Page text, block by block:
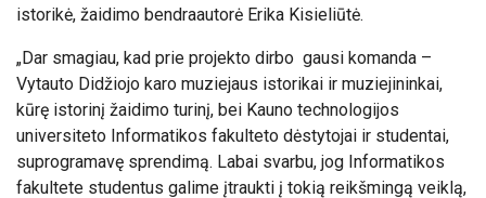
istorikė, žaidimo bendraautorė Erika Kisieliūtė.
„Dar smagiau, kad prie projekto dirbo gausi komanda –
Vytauto Didžiojo karo muziejaus istorikai ir muziejininkai,
kūrę istorinį žaidimo turinį, bei Kauno technologijos
universiteto Informatikos fakulteto dėstytojai ir studentai,
suprogramavę sprendimą. Labai svarbu, jog Informatikos
fakultete studentus galime įtraukti į tokią reikšmingą veiklą,